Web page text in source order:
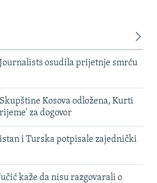
osudila prijetnje smrću
Kosova odložena, Kurti
za dogovor
i Turska potpisale zajednički
kaže da nisu razgovarali o